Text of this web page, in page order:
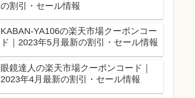
の割引・セール情報
KABAN-YA106の楽天市場クーポンコー
ド｜2023年5月最新の割引・セール情報
眼鏡達人の楽天市場クーポンコード｜
2023年4月最新の割引・セール情報